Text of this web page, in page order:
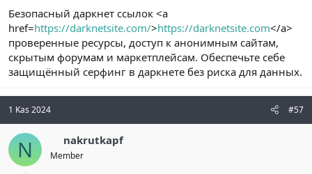
Безопасный даркнет ссылок <a
href=https://darknetsite.com/>https://darknetsite.com</a>
проверенные ресурсы, доступ к анонимным сайтам,
скрытым форумам и маркетплейсам. Обеспечьте себе
защищённый серфинг в даркнете без риска для данных.
1 Kas 2024 #57
N nakrutkapf
Member